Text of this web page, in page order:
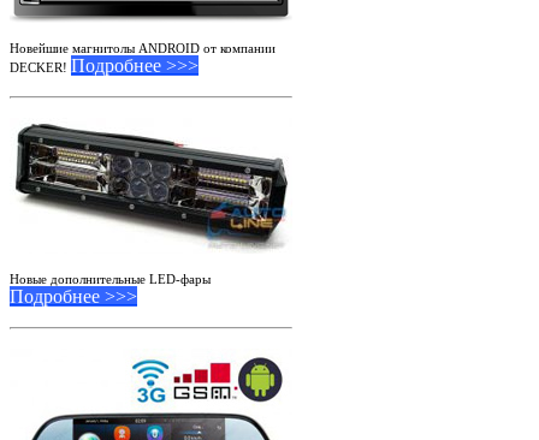
Новейшие магнитолы ANDROID от компании
DECKER! Подробнее >>>
Новые дополнительные LED-фары
Подробнее >>>